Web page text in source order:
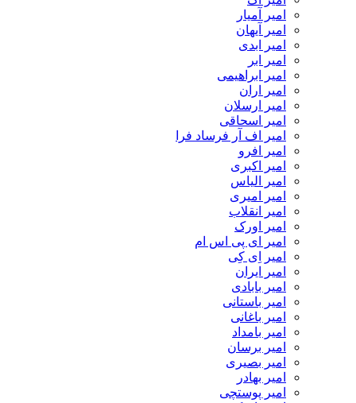
امیر آمیار
امیر آیهان
امیر ابدی
امیر ابر
امیر ابراهیمی
امیر اران
امیر ارسلان
امیر اسحاقی
امیر اف آر فرساد فرا
امیر افرو
امیر اکبری
امیر الیاس
امیر امیری
امیر انقلاب
امیر اورک
امیر ای پی اس ام
امیر اِی کِی
امیر ایران
امیر بابادی
امیر باستانی
امیر باغانی
امیر بامداد
امیر برسان
امیر بصیری
امیر بهادر
امیر پوستچی